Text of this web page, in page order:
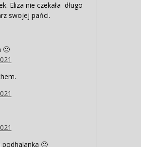
Eliza nie czekała długo
swojej pańci.
🙂
podhalanka 🙂